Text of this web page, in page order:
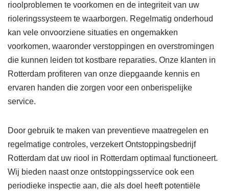
rioolproblemen te voorkomen en de integriteit van uw
rioleringssysteem te waarborgen. Regelmatig onderhoud
kan vele onvoorziene situaties en ongemakken
voorkomen, waaronder verstoppingen en overstromingen
die kunnen leiden tot kostbare reparaties. Onze klanten in
Rotterdam profiteren van onze diepgaande kennis en
ervaren handen die zorgen voor een onberispelijke
service.
Door gebruik te maken van preventieve maatregelen en
regelmatige controles, verzekert Ontstoppingsbedrijf
Rotterdam dat uw riool in Rotterdam optimaal functioneert.
Wij bieden naast onze ontstoppingsservice ook een
periodieke inspectie aan, die als doel heeft potentiële